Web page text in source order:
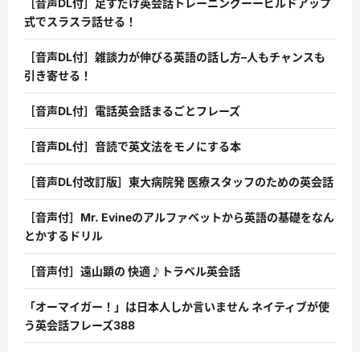
式でスラスラ話せる！
［音声DL付］雑談力が伸びる英語の話し方–人もチャンスも
引き寄せる！
［音声DL付］電話英会話まるごとフレーズ
［音声DL付］音読で英文法をモノにする本
［音声DL付改訂版］東大病院発 医療スタッフのための英会話
［音声付］Mr. Evineのアルファベットから英語の基礎をなん
とかするドリル
［音声付］遠山顕の 快適♪トラベル英会話
「オーマイガー！」は日本人しか言いません ネイティブが使
う英会話フレーズ388